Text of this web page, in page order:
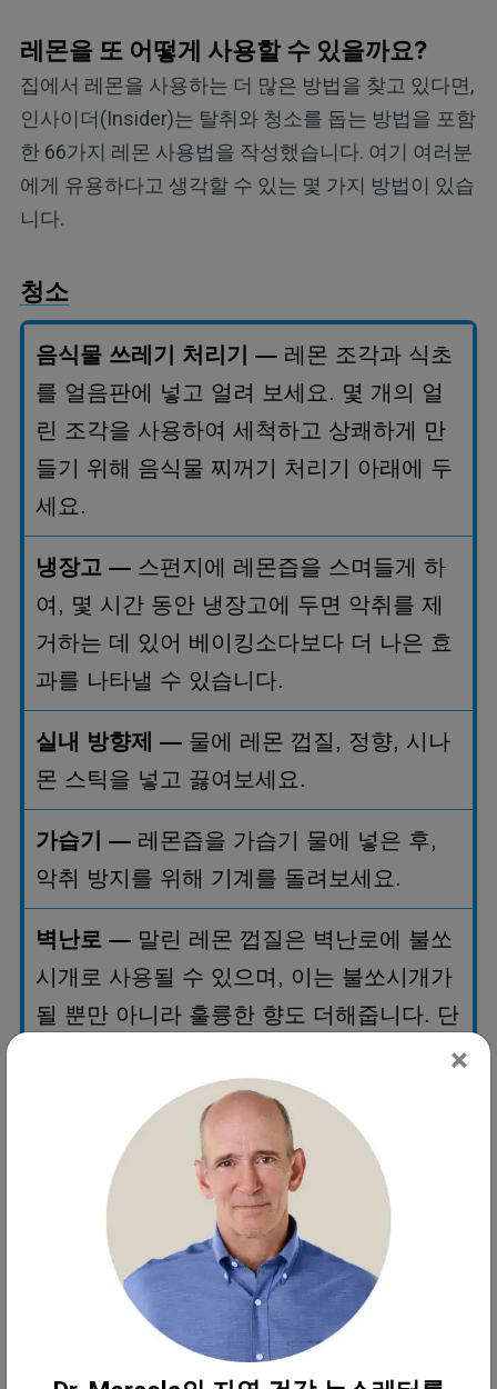
레몬을 또 어떻게 사용할 수 있을까요?
집에서 레몬을 사용하는 더 많은 방법을 찾고 있다면,
인사이더(Insider)는 탈취와 청소를 돕는 방법을 포함
한 66가지 레몬 사용법을 작성했습니다. 여기 여러분
에게 유용하다고 생각할 수 있는 몇 가지 방법이 있습
니다.
청소
음식물 쓰레기 처리기 — 레몬 조각과 식초
를 얼음판에 넣고 얼려 보세요 . 몇 개의 얼
린 조각을 사용하여 세척하고 상쾌하게 만
들기 위해 음식물 찌꺼기 처리기 아래에 두
세요 .
냉장고 — 스펀지에 레몬즙을 스며들게 하
여 , 몇 시간 동안 냉장고에 두면 악취를 제
거하는 데 있어 베이킹소다보다 더 나은 효
과를 나타낼 수 있습니다.
실내 방향제 — 물에 레몬 껍질 , 정향, 시나
몬 스틱을 넣고 끓여보세요 .
가습기 — 레몬즙을 가습기 물에 넣은 후,
악취 방지를 위해 기계를 돌려보세요 .
벽난로 — 말린 레몬 껍질은 벽난로에 불쏘
시개로 사용될 수 있으며 , 이는 불쏘시개가
될 뿐만 아니라 훌륭한 향도 더해줍니다. 단
순히 사용 전에 며칠 동안 껍질을 벗겨서 말
가구 윤택제 레몬 오일 ,레몬즙 및 올리
브 오일 혹은 호호바 오일을 혼합하여 수제
가구 윤택제를 만들 수 있습니다
천으로 닦아 보세요.
굳은 물 얼룩 제거
수도꼭지와 샤워 기구
에 자른 레몬을 문지르세요
×